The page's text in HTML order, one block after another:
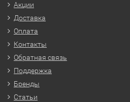
Акции
Доставка
Оплата
Контакты
Обратная связь
Поддержка
Бренды
Статьи